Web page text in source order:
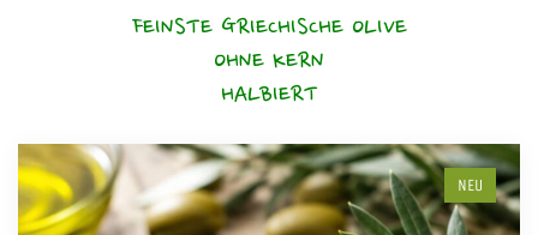
FEINSTE GRIECHISCHE OLIVE
OHNE KERN
HALBIERT
NEU